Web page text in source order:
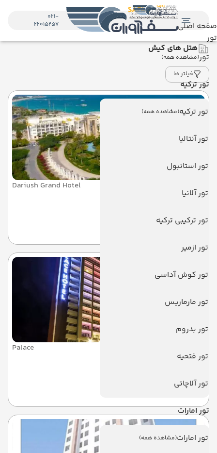
صفحه اصلی
تور
تور(مشاهده همه)
تور ترکیه
تور ترکیه(مشاهده همه)
تور آنتالیا
تور استانبول
تور آلانیا
تور ترکیبی ترکیه
تور ازمیر
تور کوش آداسی
تور مارماریس
تور بدروم
تور فتحیه
تور آلاچاتی
تور امارات
تور امارات(مشاهده همه)
021-
22015257
هتل های کیش
فیلتر ها
Dariush Grand Hotel
داریوش
کیش
Palace
پالاس
کیش